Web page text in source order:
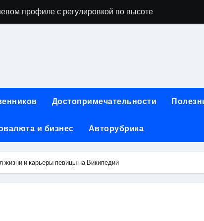
профиле с регулировкой по высоте
базальтовых огнеупорных матов
без верификации и участия банков с
проблемных угольных предприятий
и офисы продаж турагентств в России
Достопримечательности
и бизнес Авторубрика
жизни и карьеры певицы на Википедии